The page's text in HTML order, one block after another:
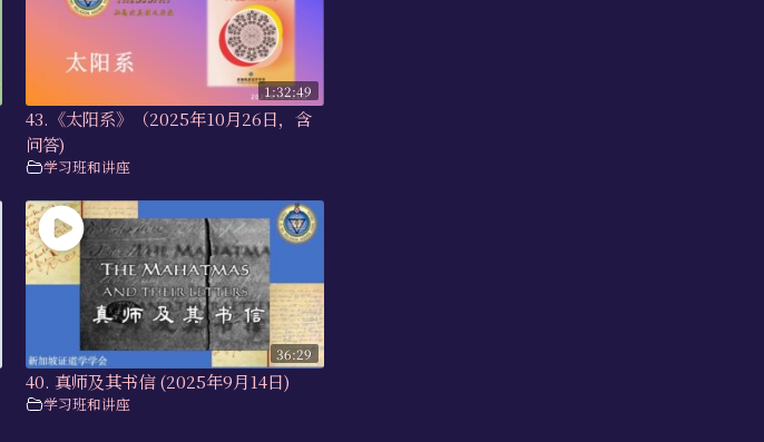
1:32:49
43.《太阳系》（2025年10月26日，含
问答)
学习班和讲座
36:29
40. 真师及其书信 (2025年9月14日)
学习班和讲座